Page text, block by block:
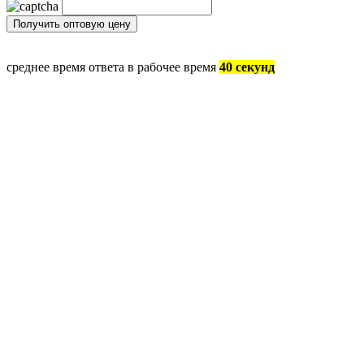
среднее время ответа в рабочее время 40 секунд